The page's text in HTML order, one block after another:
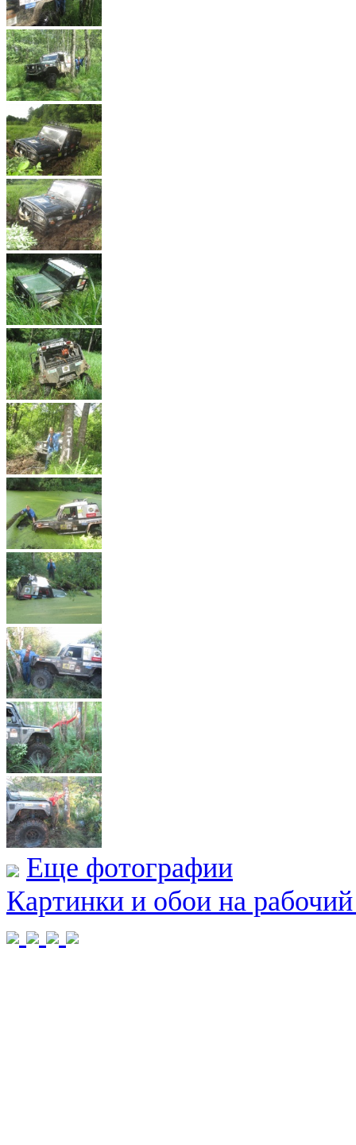
Еще фотографии
Картинки и обои на